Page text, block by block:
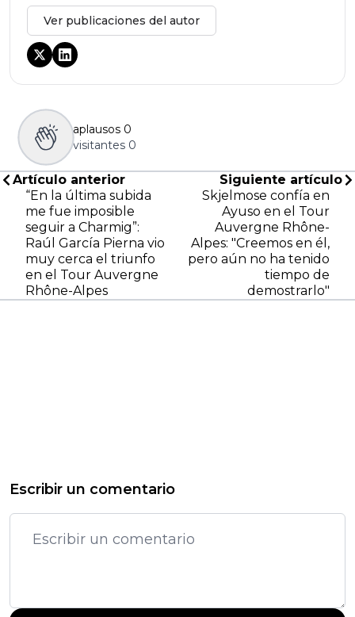
Ver publicaciones del autor
aplausos 0
visitantes 0
Artículo anterior
“En la última subida
me fue imposible
seguir a Charmig”:
Raúl García Pierna vio
muy cerca el triunfo
en el Tour Auvergne
Rhône-Alpes
Siguiente artículo
Skjelmose confía en
Ayuso en el Tour
Auvergne Rhône-
Alpes: "Creemos en él,
pero aún no ha tenido
tiempo de
demostrarlo"
Escribir un comentario